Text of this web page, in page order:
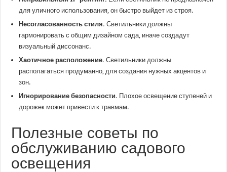
для уличного использования, он быстро выйдет из строя.
Несогласованность стиля. Светильники должны
гармонировать с общим дизайном сада, иначе создадут
визуальный диссонанс.
Хаотичное расположение. Светильники должны
располагаться продуманно, для создания нужных акцентов и
зон.
Игнорирование безопасности. Плохое освещение ступеней и
дорожек может привести к травмам.
Полезные советы по
обслуживанию садового
освещения